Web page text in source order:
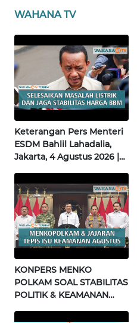
WAHANA TV
Keterangan Pers Menteri
ESDM Bahlil Lahadalia,
Jakarta, 4 Agustus 2026 |
KONPERS MENKO
POLKAM SOAL STABILITAS
POLITIK & KEAMANAN
Terkini
JATENG
NUSANTARA
JOGJA
WN
JATIM
WN
BALI
WN
KALBAR
WN